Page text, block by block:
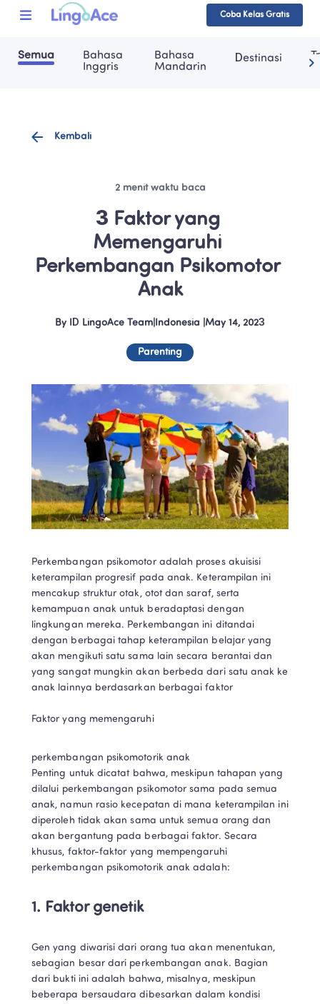
Coba Kelas Gratis
Semua
Bahasa
Inggris
Bahasa
Mandarin
Destinasi
Kembali
2 menit waktu baca
3 Faktor yang
Memengaruhi
Perkembangan Psikomotor
Anak
By ID LingoAce Team Indonesia May 14, 2023
Parenting
Perkembangan psikomotor adalah proses akuisisi
keterampilan progresif pada anak. Keterampilan ini
mencakup struktur otak, otot dan saraf, serta
kemampuan anak untuk beradaptasi dengan
lingkungan mereka. Perkembangan ini ditandai
dengan berbagai tahap keterampilan belajar yang
akan mengikuti satu sama lain secara berantai dan
yang sangat mungkin akan berbeda dari satu anak ke
anak lainnya berdasarkan berbagai faktor
Faktor yang memengaruhi
perkembangan psikomotorik anak
Penting untuk dicatat bahwa, meskipun tahapan yang
dilalui perkembangan psikomotor sama pada semua
anak, namun rasio kecepatan di mana keterampilan ini
diperoleh tidak akan sama untuk semua orang dan
akan bergantung pada berbagai faktor. Secara
khusus, faktor-faktor yang mempengaruhi
perkembangan psikomotorik anak adalah:
1. Faktor genetik
Gen yang diwarisi dari orang tua akan menentukan,
sebagian besar dari perkembangan anak. Bagian
dari bukti ini adalah bahwa, misalnya, meskipun
beberapa bersaudara dibesarkan dalam kondisi